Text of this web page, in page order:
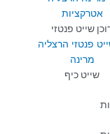
שייט פנטזי
שייט כיף